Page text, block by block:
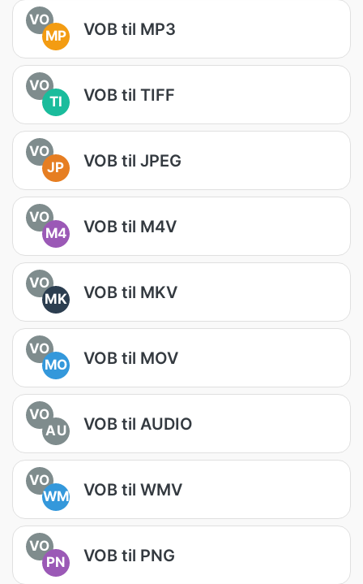
VO
MP
VOB til MP3
VO
TI
VOB til TIFF
VO
JP
VOB til JPEG
VO
M4
VOB til M4V
VO
MK
VOB til MKV
VO
MO
VOB til MOV
VO
AU
VOB til AUDIO
VO
WM
VOB til WMV
VO
PN
VOB til PNG